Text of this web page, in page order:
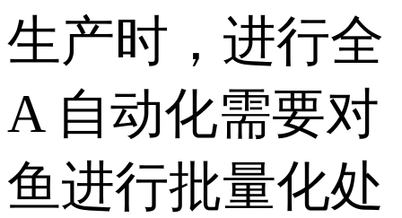
生产时，进行全
A 自动化需要对
鱼进行批量化处